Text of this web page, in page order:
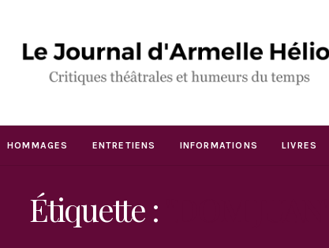
HOMMAGES ENTRETIENS INFORMATIONS LIVRES
Étiquette :